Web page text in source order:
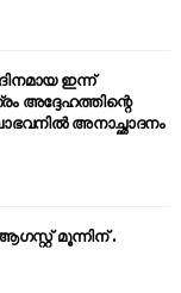
ഇന്ന്
അദ്ദേഹത്തിന്റെ
അനാച്ഛാദനം
മൂന്നിന് .